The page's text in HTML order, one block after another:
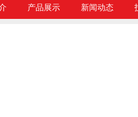
产品展示 新闻动态